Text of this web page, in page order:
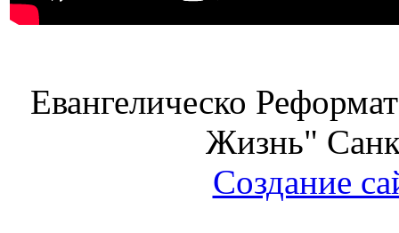
Евангелическо
Жизнь"
Создание